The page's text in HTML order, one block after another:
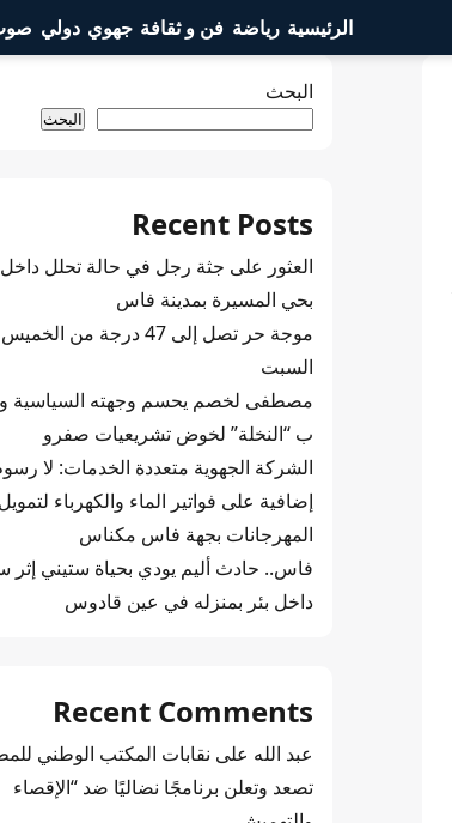
الرئيسية رياضة فن و ثقافة جهوي دولي
البحث
البحث
Recent Posts
العثور على جثة رجل في حالة تحلل
بحي المسيرة بمدينة فاس
موجة حر تصل إلى 47 درجة من
السبت
مصطفى لخصم يحسم وجهته السياسية
ب “النخلة” لخوض تشريعيات صفرو
الشركة الجهوية متعددة الخدمات: لا
إضافية على فواتير الماء والكهرباء لتمويل
المهرجانات بجهة فاس مكناس
فاس.. حادث أليم يودي بحياة ستيني
داخل بئر بمنزله في عين قادوس
Recent Comments
عبد الله على نقابات المكتب الوطني
تصعد وتعلن برنامجًا نضاليًا ضد “الإقصاء